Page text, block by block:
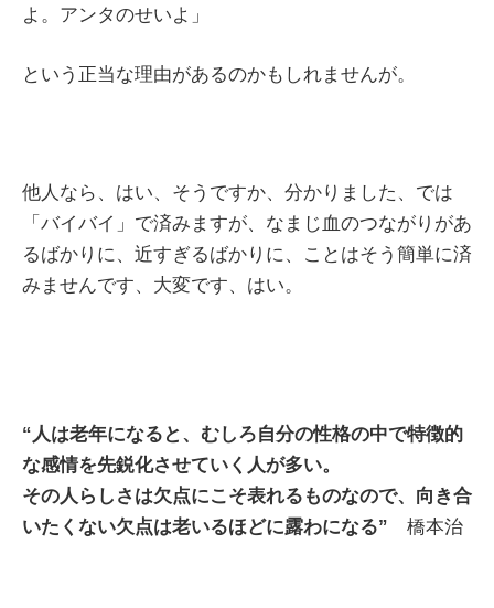
よ。アンタのせいよ」
という正当な理由があるのかもしれませんが。
他人なら、はい、そうですか、分かりました、では
「バイバイ」で済みますが、なまじ血のつながりがあ
るばかりに、近すぎるばかりに、ことはそう簡単に済
みませんです、大変です、はい。
“人は老年になると、むしろ自分の性格の中で特徴的
な感情を先鋭化させていく人が多い。
その人らしさは欠点にこそ表れるものなので、向き合
いたくない欠点は老いるほどに露わになる” 橋本治